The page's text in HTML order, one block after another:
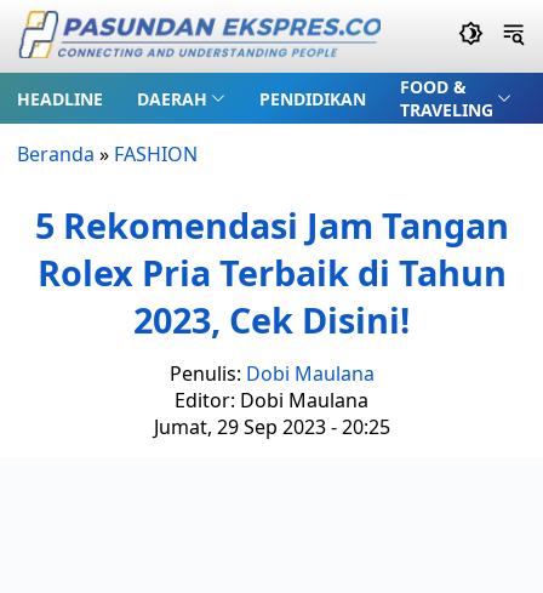
HEADLINE DAERAH PENDIDIKAN
FOOD &
TRAVELING
Beranda » FASHION
5 Rekomendasi Jam Tangan
Rolex Pria Terbaik di Tahun
2023, Cek Disini!
Penulis: Dobi Maulana
Editor: Dobi Maulana
Jumat, 29 Sep 2023 - 20:25